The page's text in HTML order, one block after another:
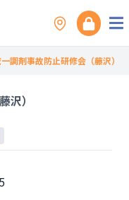
調剤事故防止研修会（藤沢）
沢）